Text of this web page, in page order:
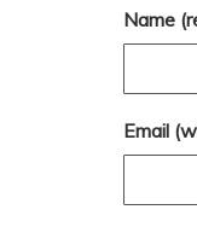
Name
Email